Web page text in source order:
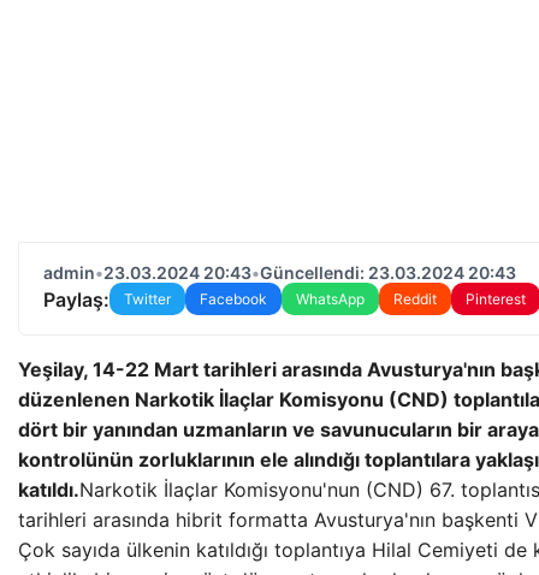
admin•23.03.2024 20:43•Güncellendi: 23.03.2024 20:43
Paylaş: Twitter Facebook WhatsApp Reddit Pinterest
Yeşilay, 14-22 Mart tarihleri ​​arasında Avusturya'nın
düzenlenen Narkotik İlaçlar Komisyonu (CND)
dört bir yanından uzmanların ve savunucuların bir
kontrolünün zorluklarının ele alındığı toplantılara
katıldı.Narkotik İlaçlar Komisyonu'nun (CND) 67.
tarihleri ​​arasında hibrit formatta Avusturya'nın başkenti
Çok sayıda ülkenin katıldığı toplantıya Hilal Cemiyeti de